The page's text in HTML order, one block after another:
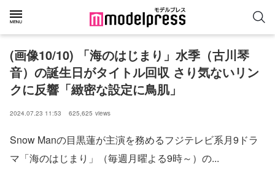
(画像10/10) 「海のはじまり」水季（古川琴
音）の誕生日がタイトル回収 さり気ないリン
クに反響「緻密な設定に鳥肌」
2024.07.23 11:53 625,625 views
Snow Manの目黒蓮が主演を務めるフジテレビ系月9ドラ
マ「海のはじまり」（毎週月曜よる9時～）の...